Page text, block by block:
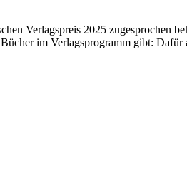
Verlagspreis 2025 zugesprochen
im Verlagsprogramm gibt: